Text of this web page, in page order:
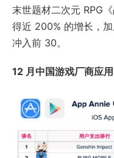
末世题材二次元 RPG
得近 200% 的增长，
冲入前 30。
12 月中国游戏厂商应